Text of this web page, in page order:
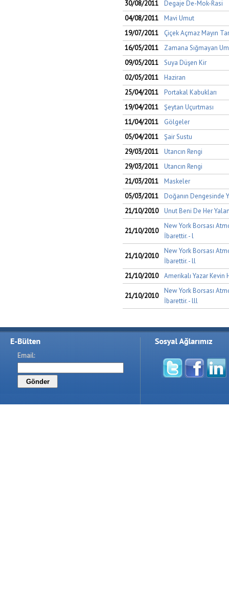
30/08/2011
Degaje De-Mok-Rasi
04/08/2011
Mavi Umut
19/07/2011
Çiçek Açmaz Mayın
16/05/2011
Zamana Sığmayan
09/05/2011
Suya Düşen Kir
02/05/2011
Haziran
25/04/2011
Portakal Kabukları
19/04/2011
Şeytan Uçurtması
11/04/2011
Gölgeler
05/04/2011
Şair Sustu
29/03/2011
Utancın Rengi
29/03/2011
Utancın Rengi
21/03/2011
Maskeler
05/03/2011
Doğanın Dengesinde
21/10/2010
Unut Beni De Her
21/10/2010
New York Borsası
İbarettir. - l
21/10/2010
New York Borsası
İbarettir. - ll
21/10/2010
Amerikalı Yazar
21/10/2010
New York Borsası
İbarettir. - lll
Email: